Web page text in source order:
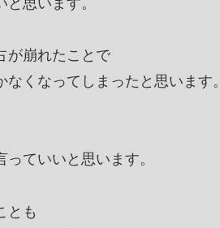
が崩れたことで
くなってしまったと思います。
ていいと思います。
とも